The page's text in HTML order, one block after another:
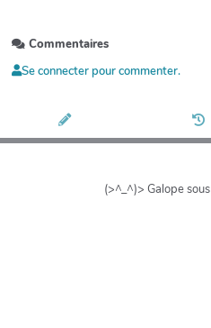
Commentaires
Se connecter pour commenter.
(>^_^)> Galope sous